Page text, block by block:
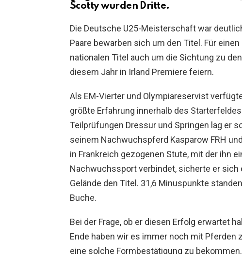
Scotty wurden Dritte.
Die Deutsche U25-Meisterschaft war
Paare bewarben sich um den Titel. Für
nationalen Titel auch um die Sichtung zu
diesem Jahr in Irland Premiere feiern.
Als EM-Vierter und Olympiareservist
größte Erfahrung innerhalb des
Teilprüfungen Dressur und Springen lag er
seinem Nachwuchspferd Kasparow FRH
in Frankreich gezogenen Stute, mit der ihn
Nachwuchssport verbindet, sicherte er sich
Gelände den Titel. 31,6 Minuspunkte
Buche.
Bei der Frage, ob er diesen Erfolg erwartet
Ende haben wir es immer noch mit Pferden
eine solche Formbestätigung zu